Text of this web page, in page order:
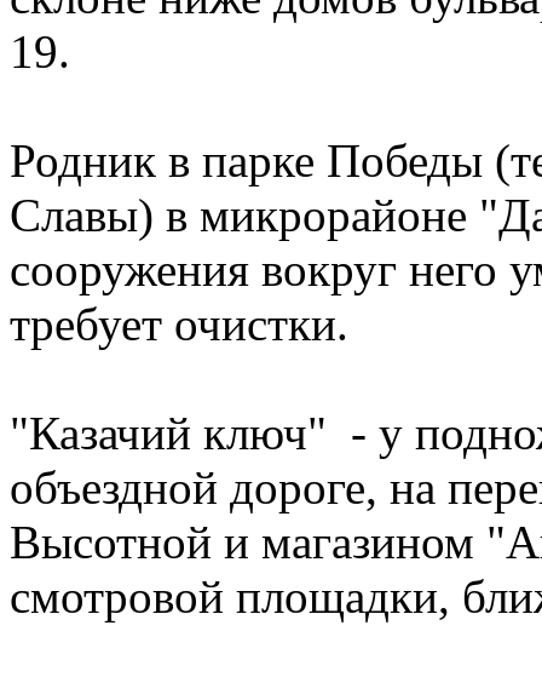
19.
Родник в парке Победы
Славы) в микрорайоне
сооружения вокруг него
требует очистки.
"Казачий ключ" - у
объездной дороге, на
Высотной и магазином
смотровой площадки,